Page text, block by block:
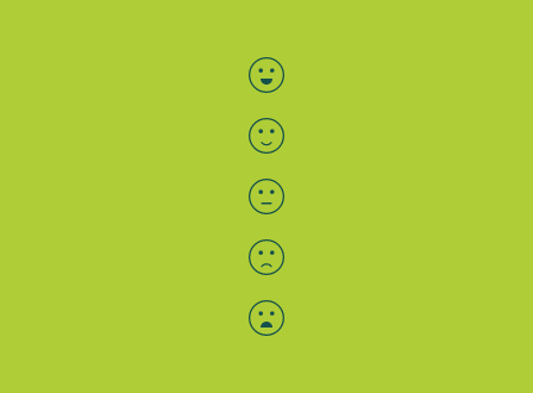
Bewertung auswählen